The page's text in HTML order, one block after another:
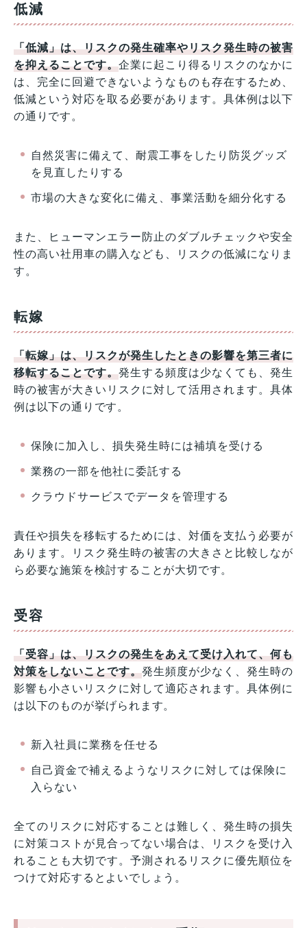
低減
「低減」は、リスクの発生確率やリスク発生時の被害
を抑えることです。企業に起こり得るリスクのなかに
は、完全に回避できないようなものも存在するため、
低減という対応を取る必要があります。具体例は以下
の通りです。
自然災害に備えて、耐震工事をしたり防災グッズ
を見直したりする
市場の大きな変化に備え、事業活動を細分化する
また、ヒューマンエラー防止のダブルチェックや安全
性の高い社用車の購入なども、リスクの低減になりま
す。
転嫁
「転嫁」は、リスクが発生したときの影響を第三者に
移転することです。発生する頻度は少なくても、発生
時の被害が大きいリスクに対して活用されます。具体
例は以下の通りです。
保険に加入し、損失発生時には補填を受ける
業務の一部を他社に委託する
クラウドサービスでデータを管理する
責任や損失を移転するためには、対価を支払う必要が
あります。リスク発生時の被害の大きさと比較しなが
ら必要な施策を検討することが大切です。
受容
「受容」は、リスクの発生をあえて受け入れて、何も
対策をしないことです。発生頻度が少なく、発生時の
影響も小さいリスクに対して適応されます。具体例に
は以下のものが挙げられます。
新入社員に業務を任せる
自己資金で補えるようなリスクに対しては保険に
入らない
全てのリスクに対応することは難しく、発生時の損失
に対策コストが見合ってない場合は、リスクを受け入
れることも大切です。予測されるリスクに優先順位を
つけて対応するとよいでしょう。